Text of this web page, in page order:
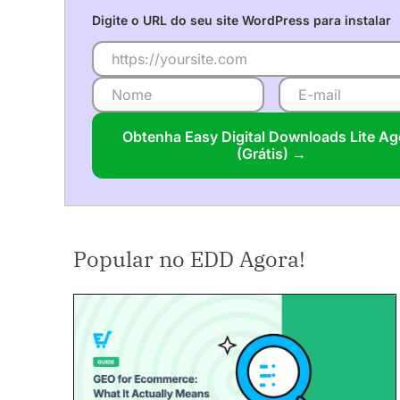
Digite o URL do seu site WordPress para instalar
Obtenha Easy Digital Downloads Lite
(Grátis) →
Popular no EDD Agora!